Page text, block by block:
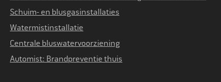
Schuim- en blusgasinstallaties
Watermistinstallatie
Centrale bluswatervoorziening
Automist: Brandpreventie thuis